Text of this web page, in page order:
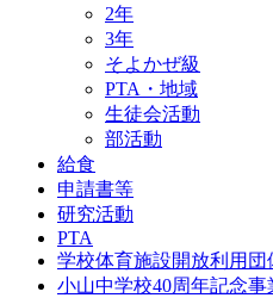
2年
3年
そよかぜ級
PTA・地域
生徒会活動
部活動
給食
申請書等
研究活動
PTA
学校体育施設開放利用団
小山中学校40周年記念事